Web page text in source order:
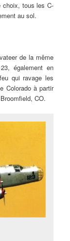
choix, tous les C-
au sol.
de la même
également en
qui ravage les
Colorado à partir
CO.